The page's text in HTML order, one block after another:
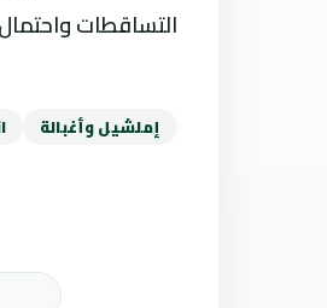
التساقطات واحتمال
إملشيل وأغبالة